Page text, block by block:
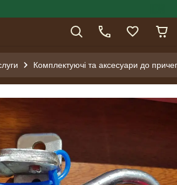
Комплектуючі та аксесуари до